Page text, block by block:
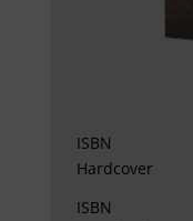
ISBN
Hardcover
ISBN